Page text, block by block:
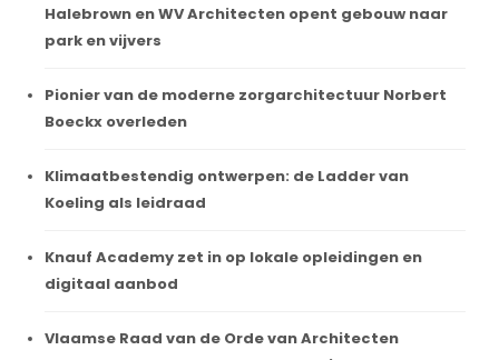
Halebrown en WV Architecten opent gebouw naar
park en vijvers
Pionier van de moderne zorgarchitectuur Norbert
Boeckx overleden
Klimaatbestendig ontwerpen: de Ladder van
Koeling als leidraad
Knauf Academy zet in op lokale opleidingen en
digitaal aanbod
Vlaamse Raad van de Orde van Architecten